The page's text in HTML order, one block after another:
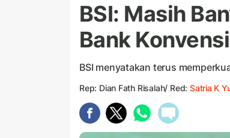
BSI: Masih
Bank
BSI menyatakan terus
Rep: Dian Fath Risalah/ Red: Satria K